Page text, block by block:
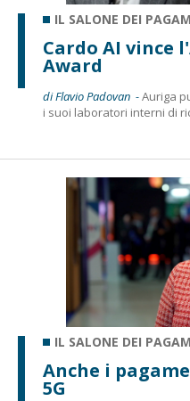
IL SALONE DEI
Cardo AI vince
Award
di Flavio Padovan -Auriga
i suoi laboratori interni di
IL SALONE DEI
Anche i
5G